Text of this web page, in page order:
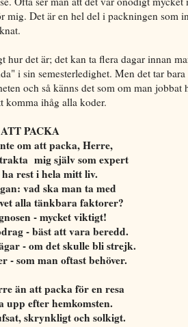
mig. Det är en hel del i packningen som
hur det är; det kan ta flera dagar innan
i sin semesterledighet. Men det tar bara
och så känns det som om man jobbat
komma ihåg alla koder.
ATT PACKA
om att packa, Herre,
mig själv som expert
rest i hela mitt liv.
vad ska man ta med
alla tänkbara faktorer?
- mycket viktigt!
- bäst att vara beredd.
- om det skulle bli strejk.
- som man oftast behöver.
än att packa för en resa
upp efter hemkomsten.
skrynkligt och solkigt.